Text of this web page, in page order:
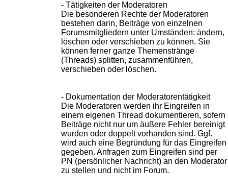
- Tätigkeiten der Moderatoren
Die besonderen Rechte der Moderatoren
bestehen darin, Beiträge von einzelnen
Forumsmitgliedern unter Umständen: ändern,
löschen oder verschieben zu können. Sie
können ferner ganze Themenstränge
(Threads) splitten, zusammenführen,
verschieben oder löschen.
- Dokumentation der Moderatorentätigkeit
Die Moderatoren werden ihr Eingreifen in
einem eigenen Thread dokumentieren, sofern
Beiträge nicht nur um äußere Fehler bereinigt
wurden oder doppelt vorhanden sind. Ggf.
wird auch eine Begründung für das Eingreifen
gegeben. Anfragen zum Eingreifen sind per
PN (persönlicher Nachricht) an den Moderator
zu stellen und nicht im Forum.